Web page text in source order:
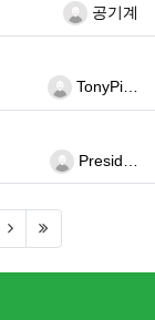
등록자공기계
등록자TonyPi…
등록자Presid…
(next)